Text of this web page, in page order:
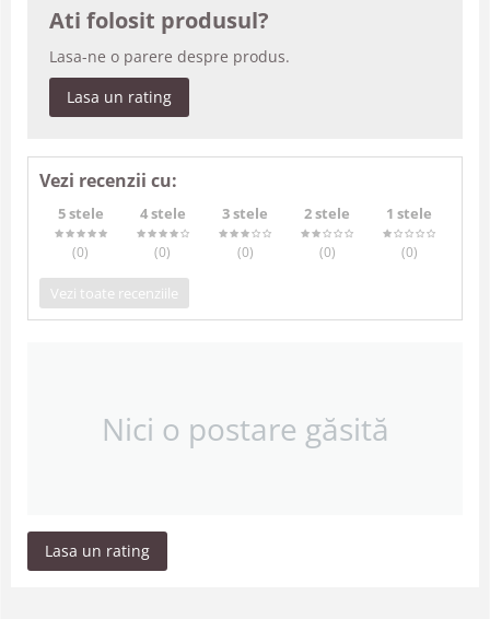
Ati folosit produsul?
Lasa-ne o parere despre produs.
Lasa un rating
Vezi recenzii cu:
5 stele
(0)
4 stele
(0)
3 stele
(0)
2 stele
(0)
1 stele
(0)
Vezi toate recenziile
Nici o postare găsită
Lasa un rating